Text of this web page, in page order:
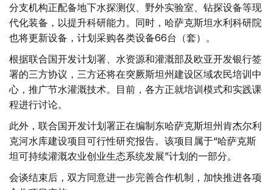
分支机构正配备地下水探测仪、野外实验室、钻探设备等现
代化装备，以提升科研能力。同时，哈萨克斯坦水利科研院
也将更新设备，计划采购各类设备66台（套）。
根据联合国开发计划署、水资源和灌溉部及欧亚开发银行签
署的三方协议，三方还将在突厥斯坦州建设区域农民培训中
心，推广节水灌溉技术。目前，各方正就培训模式和实践课
程进行讨论。
此外，联合国开发计划署正在编制东哈萨克斯坦州肯杰尔利
克河水库建设项目可行性研究报告。该项目属于“哈萨克斯
坦可持续灌溉农业创业生态系统发展”计划的一部分。
会谈结束后，双方同意进一步完善合作机制，加快推进各项